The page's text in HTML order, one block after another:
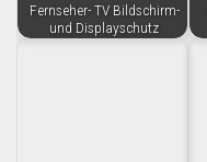
Fernseher- TV Bildschirm-
und Displayschutz